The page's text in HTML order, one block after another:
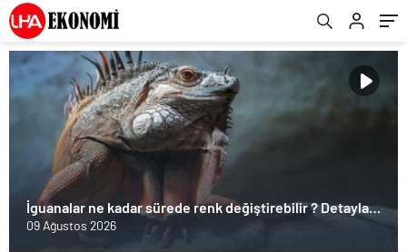
İguanalar ne kadar sürede renk değiştirebilir ? Detaylar
burada…
09 Ağustos 2026